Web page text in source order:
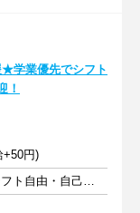
★学業優先でシフト
！
+50円)
週1日以上 1日3時間以上 シフト自由・自己申告